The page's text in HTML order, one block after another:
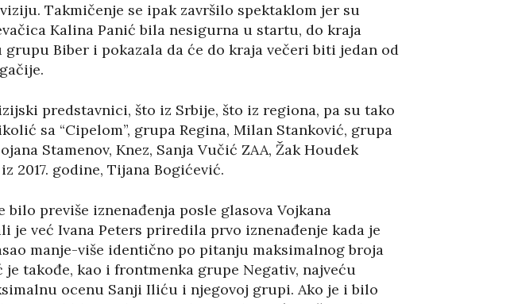
Takmičenje se ipak završilo spektaklom jer su
Kalina Panić bila nesigurna u startu, do kraja
Biber i pokazala da će do kraja večeri biti jedan od
predstavnici, što iz Srbije, što iz regiona, pa su tako
sa “Cipelom”, grupa Regina, Milan Stanković, grupa
Stamenov, Knez, Sanja Vučić ZAA, Žak Houdek
2017. godine, Tijana Bogićević.
previše iznenađenja posle glasova Vojkana
je već Ivana Peters priredila prvo iznenađenje kada je
manje-više identično po pitanju maksimalnog broja
takođe, kao i frontmenka grupe Negativ, najveću
ocenu Sanji Iliću i njegovoj grupi. Ako je i bilo